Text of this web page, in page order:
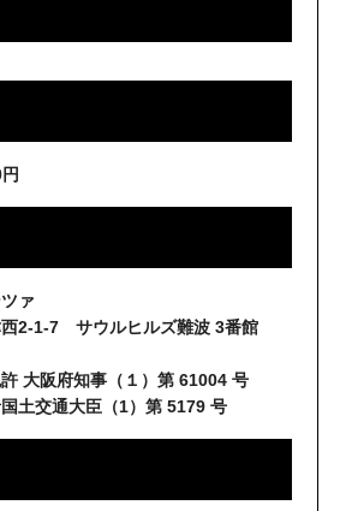
ァ
西2-1-7 サウルヒルズ難波 3番館
大阪府知事（１）第 61004 号
土交通大臣（1）第 5179 号